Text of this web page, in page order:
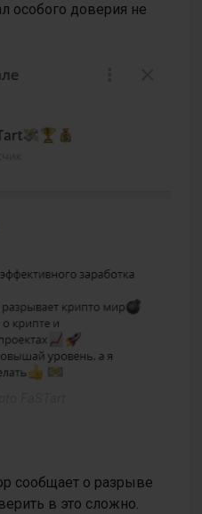
особого доверия не
сообщает о разрыве
в это сложно.